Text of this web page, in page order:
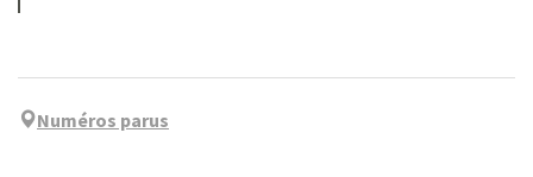
Numéros parus